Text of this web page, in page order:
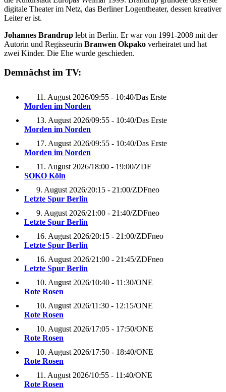
digitale Theater im Netz, das Berliner Logentheater, dessen kreativer
Leiter er ist.
Johannes Brandrup lebt in Berlin. Er war von 1991-2008 mit der
Autorin und Regisseurin Branwen Okpako verheiratet und hat
zwei Kinder. Die Ehe wurde geschieden.
Demnächst im TV:
11. August 2026/09:55 - 10:40/Das Erste
Morden im Norden
13. August 2026/09:55 - 10:40/Das Erste
Morden im Norden
17. August 2026/09:55 - 10:40/Das Erste
Morden im Norden
11. August 2026/18:00 - 19:00/ZDF
SOKO Köln
9. August 2026/20:15 - 21:00/ZDFneo
Letzte Spur Berlin
9. August 2026/21:00 - 21:40/ZDFneo
Letzte Spur Berlin
16. August 2026/20:15 - 21:00/ZDFneo
Letzte Spur Berlin
16. August 2026/21:00 - 21:45/ZDFneo
Letzte Spur Berlin
10. August 2026/10:40 - 11:30/ONE
Rote Rosen
10. August 2026/11:30 - 12:15/ONE
Rote Rosen
10. August 2026/17:05 - 17:50/ONE
Rote Rosen
10. August 2026/17:50 - 18:40/ONE
Rote Rosen
11. August 2026/10:55 - 11:40/ONE
Rote Rosen